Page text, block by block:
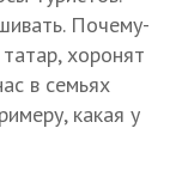
Почему-
хоронят
в семьях
какая у